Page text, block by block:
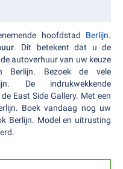
hoofdstad Berlijn.
. Dit betekent dat u de
autoverhuur van uw keuze
Berlijn. Bezoek de vele
De indrukwekkende
East Side Gallery. Met een
Boek vandaag nog uw
Berlijn. Model en uitrusting